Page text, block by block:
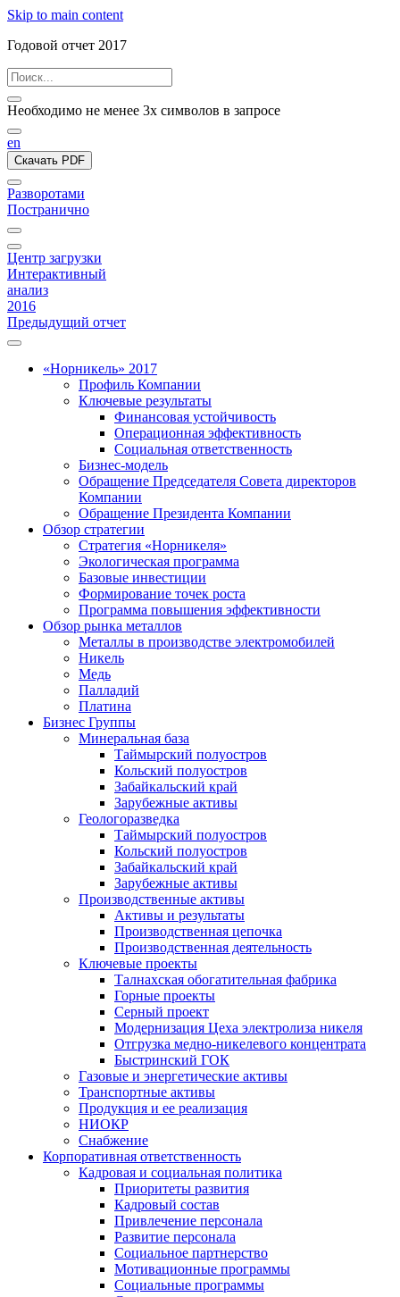
Skip to main content
Годовой отчет 2017
Необходимо не менее 3х символов в запросе
en
Скачать PDF
Разворотами
Постранично
Центр загрузки
Интерактивный
анализ
2016
Предыдущий отчет
«Норникель» 2017
Профиль Компании
Ключевые результаты
Финансовая устойчивость
Операционная эффективность
Социальная ответственность
Бизнес-модель
Обращение Председателя Совета директоров
Компании
Обращение Президента Компании
Обзор стратегии
Стратегия «Норникеля»
Экологическая программа
Базовые инвестиции
Формирование точек роста
Программа повышения эффективности
Обзор рынка металлов
Металлы в производстве электромобилей
Никель
Медь
Палладий
Платина
Бизнес Группы
Минеральная база
Таймырский полуостров
Кольский полуостров
Забайкальский край
Зарубежные активы
Геологоразведка
Таймырский полуостров
Кольский полуостров
Забайкальский край
Зарубежные активы
Производственные активы
Активы и результаты
Производственная цепочка
Производственная деятельность
Ключевые проекты
Талнахская обогатительная фабрика
Горные проекты
Серный проект
Модернизация Цеха электролиза никеля
Отгрузка медно-никелевого концентрата
Быстринский ГОК
Газовые и энергетические активы
Транспортные активы
Продукция и ее реализация
НИОКР
Снабжение
Корпоративная ответственность
Кадровая и социальная политика
Приоритеты развития
Кадровый состав
Привлечение персонала
Развитие персонала
Социальное партнерство
Мотивационные программы
Социальные программы